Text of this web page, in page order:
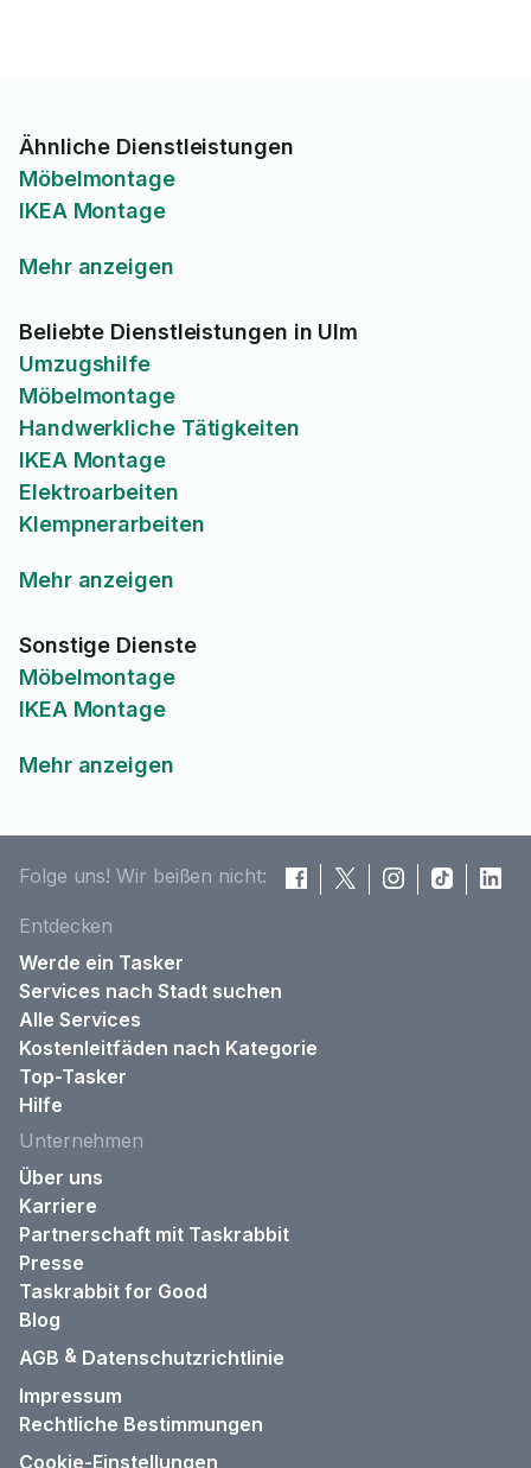
Ähnliche Dienstleistungen
Möbelmontage
IKEA Montage
Mehr anzeigen
Beliebte Dienstleistungen in Ulm
Umzugshilfe
Möbelmontage
Handwerkliche Tätigkeiten
IKEA Montage
Elektroarbeiten
Klempnerarbeiten
Mehr anzeigen
Sonstige Dienste
Möbelmontage
IKEA Montage
Mehr anzeigen
Folge uns! Wir beißen nicht:
Entdecken
Werde ein Tasker
Services nach Stadt suchen
Alle Services
Kostenleitfäden nach Kategorie
Top-Tasker
Hilfe
Unternehmen
Über uns
Karriere
Partnerschaft mit Taskrabbit
Presse
Taskrabbit for Good
Blog
AGB & Datenschutzrichtlinie
Impressum
Rechtliche Bestimmungen
Cookie-Einstellungen